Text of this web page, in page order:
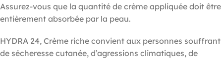
Assurez-vous que la quantité de crème appliquée doit être
entièrement absorbée par la peau.
HYDRA 24, Crème riche convient aux personnes souffrant
de sécheresse cutanée, d’agressions climatiques, de